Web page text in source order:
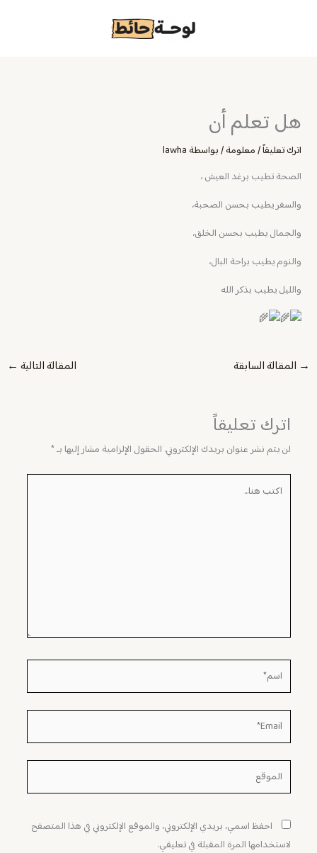
هل تعلم أن
اترك تعليقاً/معلومة/ بواسطة lawha
الصحة تطيب برغد العيش ،
والسفر يطيب بحسن الصحبة،
والجمال يطيب بحسن الخلق،
والنوم يطيب براحة البال،
والليل يطيب بذكر الله
→ المقالة السابقة المقالة التالية ←
اترك تعليقاً
لن يتم نشر عنوان بريدك الإلكتروني. الحقول الإلزامية مشار إليها بـ*
اسم*
Email*
الموقع
احفظ اسمي، بريدي الإلكتروني، والموقع الإلكتروني في هذا المتصفح
لاستخدامها المرة المقبلة في تعليقي.